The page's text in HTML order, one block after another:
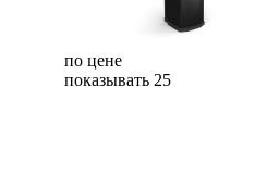
по цене
показывать 25